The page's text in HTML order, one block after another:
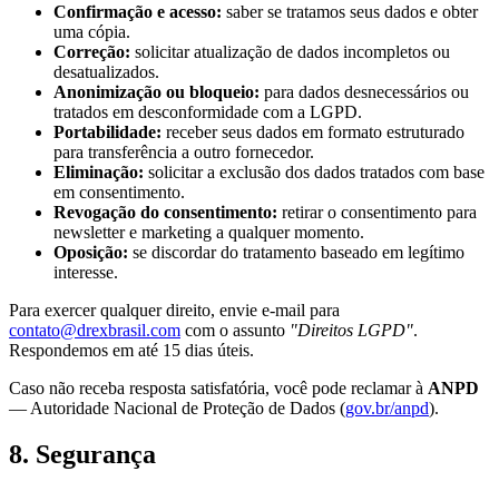
Confirmação e acesso: saber se tratamos seus dados e obter
uma cópia.
Correção: solicitar atualização de dados incompletos ou
desatualizados.
Anonimização ou bloqueio: para dados desnecessários ou
tratados em desconformidade com a LGPD.
Portabilidade: receber seus dados em formato estruturado
para transferência a outro fornecedor.
Eliminação: solicitar a exclusão dos dados tratados com base
em consentimento.
Revogação do consentimento: retirar o consentimento para
newsletter e marketing a qualquer momento.
Oposição: se discordar do tratamento baseado em legítimo
interesse.
Para exercer qualquer direito, envie e-mail para
contato@drexbrasil.com com o assunto "Direitos LGPD".
Respondemos em até 15 dias úteis.
Caso não receba resposta satisfatória, você pode reclamar à ANPD
— Autoridade Nacional de Proteção de Dados (gov.br/anpd).
8. Segurança